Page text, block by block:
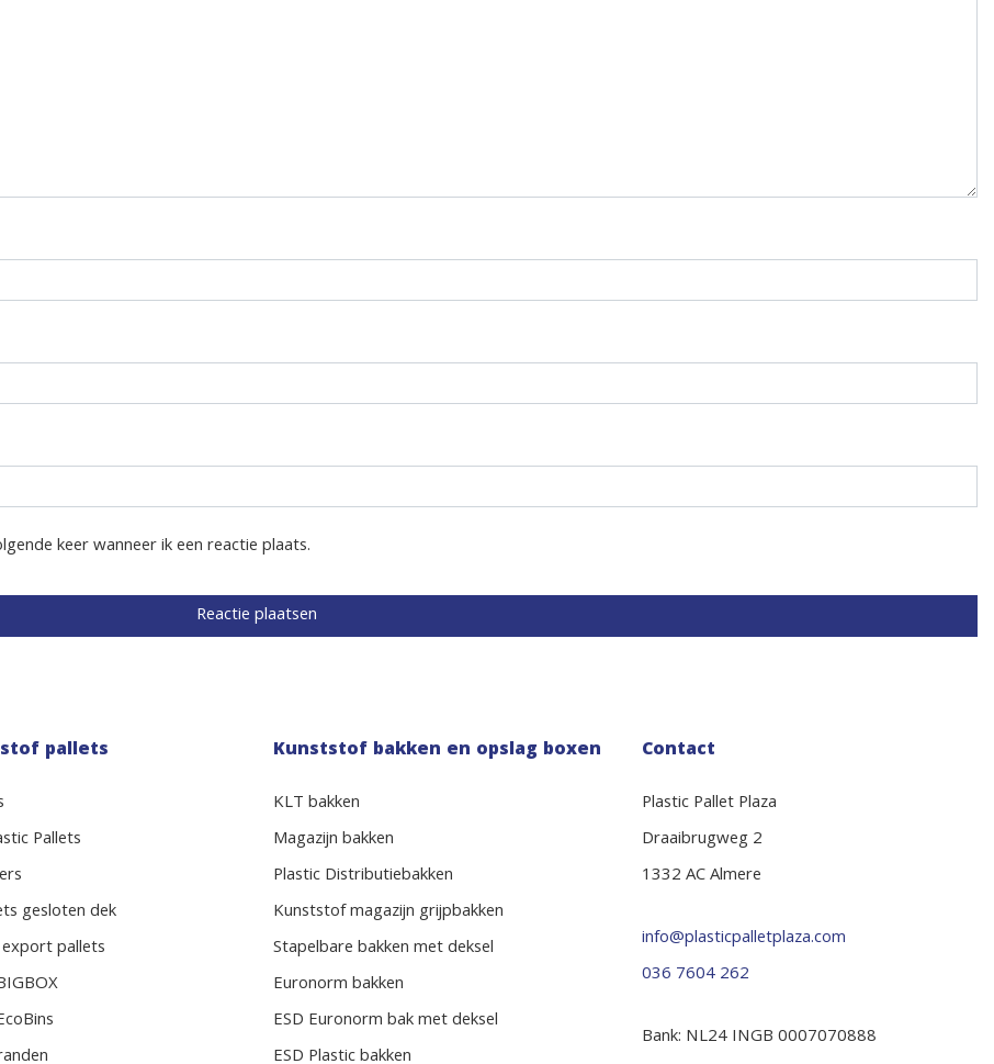
keer wanneer ik een reactie plaats.
pallets
Pallets
gesloten dek
pallets
Kunststof bakken en opslag boxen
KLT bakken
Magazijn bakken
Plastic Distributiebakken
Kunststof magazijn grijpbakken
Stapelbare bakken met deksel
Euronorm bakken
ESD Euronorm bak met deksel
ESD Plastic bakken
Contact
Plastic Pallet Plaza
Draaibrugweg 2
1332 AC Almere
info@plasticpalletplaza.com
036 7604 262
Bank: NL24 INGB 0007070888